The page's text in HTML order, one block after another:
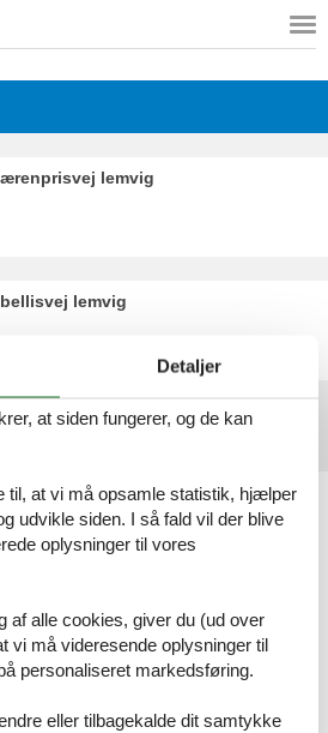
lemvig
lemvig
9 10 11
Detaljer
at siden fungerer, og de kan
til, at vi må opsamle statistik, hjælper
udvikle siden. I så fald vil der blive
oplysninger til vores
af alle cookies, giver du (ud over
vi må videresende oplysninger til
personaliseret markedsføring.
eller tilbagekalde dit samtykke